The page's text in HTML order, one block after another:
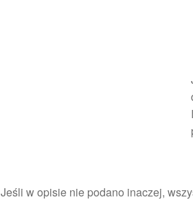
Jeśli w opisie nie podano inaczej,